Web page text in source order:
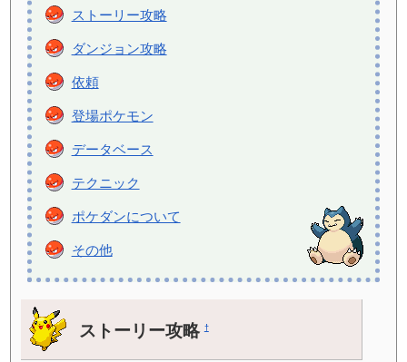
ストーリー攻略
ダンジョン攻略
依頼
登場ポケモン
データベース
テクニック
ポケダンについて
その他
ストーリー攻略†